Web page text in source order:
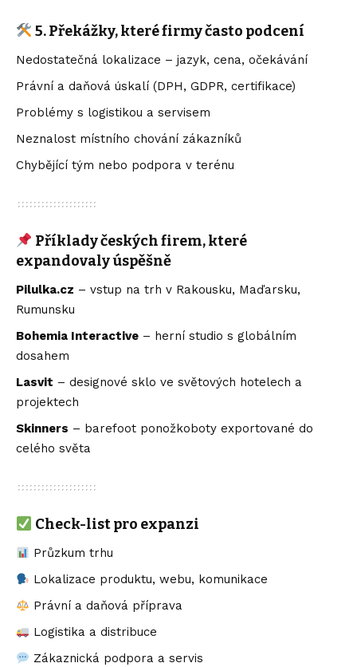
5. Překážky, které firmy často podcení
Nedostatečná lokalizace – jazyk, cena, očekávání
Právní a daňová úskalí (DPH, GDPR, certifikace)
Problémy s logistikou a servisem
Neznalost místního chování zákazníků
Chybějící tým nebo podpora v terénu
Příklady českých firem, které
expandovaly úspěšně
Pilulka.cz – vstup na trh v Rakousku, Maďarsku,
Rumunsku
Bohemia Interactive – herní studio s globálním
dosahem
Lasvit – designové sklo ve světových hotelech a
projektech
Skinners – barefoot ponožkoboty exportované do
celého světa
Check-list pro expanzi
Průzkum trhu
Lokalizace produktu, webu, komunikace
Právní a daňová příprava
Logistika a distribuce
Zákaznická podpora a servis